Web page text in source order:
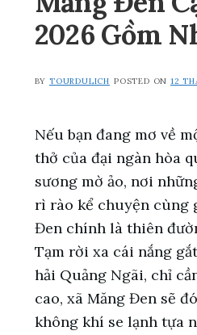
2026 Gồm
BY TOURDULICH POSTED ON 12
Nếu bạn đang mơ về
thở của đại ngàn hòa
sương mờ ảo, nơi
rì rào kể chuyện cùng
Đen chính là thiên
Tạm rời xa cái nắng
hải Quảng Ngãi, chỉ
cao, xã Măng Đen sẽ
không khí se lạnh tựa